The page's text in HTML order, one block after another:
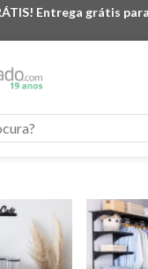
Entrega grátis